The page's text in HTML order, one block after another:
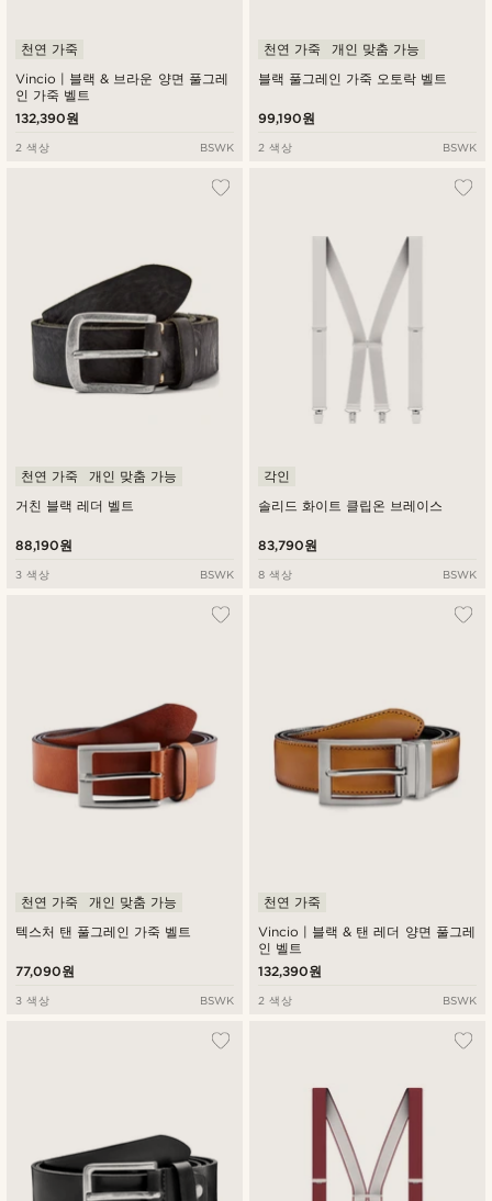
Vincio | 블랙 & 브라운 양면 풀그레
인 가죽 벨트
천연 가죽
132,390원
2 색상 BSWK
블랙 풀그레인 가죽 오토락 벨트
천연 가죽 개인 맞춤 가능
99,190원
2 색상 BSWK
거친 블랙 레더 벨트
천연 가죽 개인 맞춤 가능
88,190원
3 색상 BSWK
솔리드 화이트 클립온 브레이스
각인
83,790원
8 색상 BSWK
텍스처 탠 풀그레인 가죽 벨트
천연 가죽 개인 맞춤 가능
77,090원
3 색상 BSWK
Vincio | 블랙 & 탠 레더 양면 풀그레
인 벨트
천연 가죽
132,390원
2 색상 BSWK